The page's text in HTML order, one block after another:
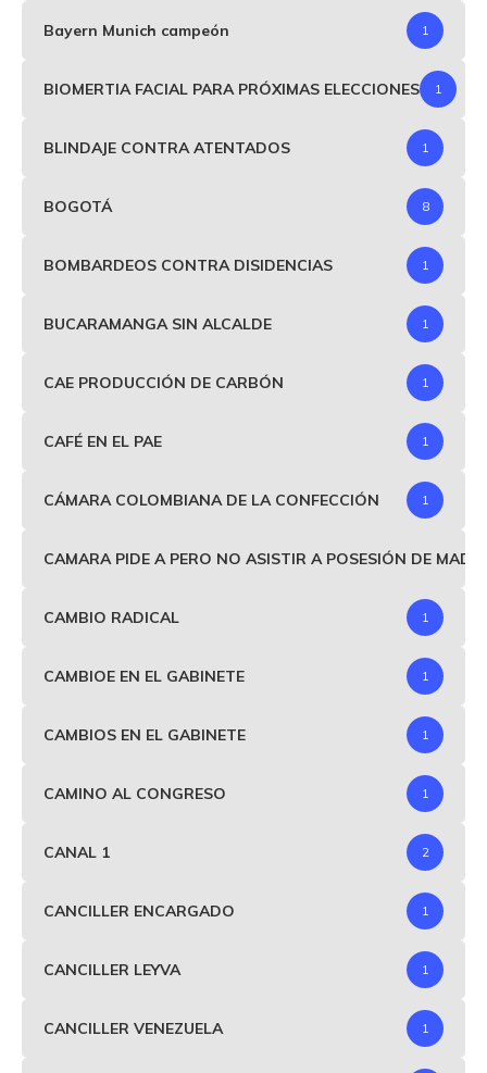
Bayern Munich campeón 1
BIOMERTIA FACIAL PARA PRÓXIMAS ELECCIONES 1
BLINDAJE CONTRA ATENTADOS 1
BOGOTÁ 8
BOMBARDEOS CONTRA DISIDENCIAS 1
BUCARAMANGA SIN ALCALDE 1
CAE PRODUCCIÓN DE CARBÓN 1
CAFÉ EN EL PAE 1
CÁMARA COLOMBIANA DE LA CONFECCIÓN 1
CAMARA PIDE A PERO NO ASISTIR A POSESIÓN DE
CAMBIO RADICAL 1
CAMBIOE EN EL GABINETE 1
CAMBIOS EN EL GABINETE 1
CAMINO AL CONGRESO 1
CANAL 1 2
CANCILLER ENCARGADO 1
CANCILLER LEYVA 1
CANCILLER VENEZUELA 1